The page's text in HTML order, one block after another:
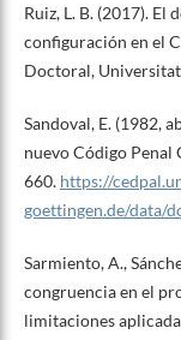
Ruiz, L. B. (2017). El
configuración en el
Doctoral,
Sandoval, E. (1982,
nuevo Código Penal
660. https://
goettingen.de/data/
Sarmiento, A.,
congruencia en el
limitaciones